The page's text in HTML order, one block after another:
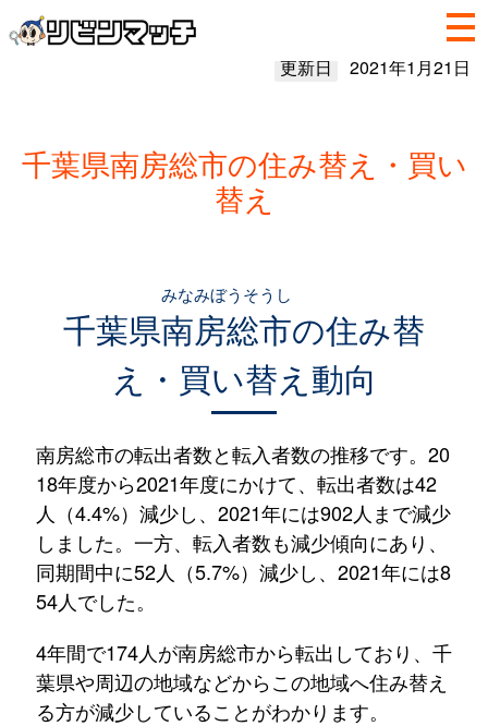
更新日 2021年1月21日
千葉県南房総市の住み替え・買い
替え
千葉県南房総市
みなみぼうそうし
の住み替
え・買い替え動向
南房総市の転出者数と転入者数の推移です。20
18年度から2021年度にかけて、転出者数は42
人（4.4%）減少し、2021年には902人まで減少
しました。一方、転入者数も減少傾向にあり、
同期間中に52人（5.7%）減少し、2021年には8
54人でした。
4年間で174人が南房総市から転出しており、千
葉県や周辺の地域などからこの地域へ住み替え
る方が減少していることがわかります。